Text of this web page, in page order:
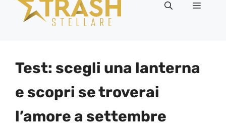
contenuto
Menu
Test: scegli una lanterna
e scopri se troverai
l’amore a settembre